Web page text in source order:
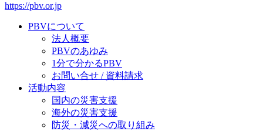
https://pbv.or.jp
PBVについて
法人概要
PBVのあゆみ
1分で分かるPBV
お問い合せ / 資料請求
活動内容
国内の災害支援
海外の災害支援
防災・減災への取り組み